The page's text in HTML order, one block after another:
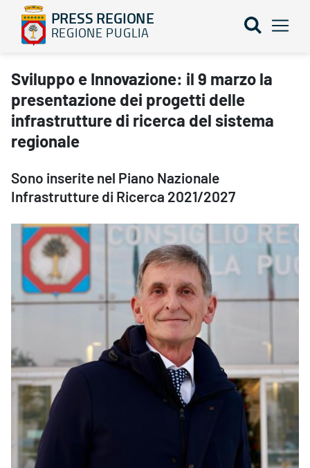
PRESS REGIONE
REGIONE PUGLIA
Sviluppo e Innovazione: il 9 marzo la presentazione dei progetti
Sviluppo e Innovazione: il 9 marzo la
presentazione dei progetti delle
infrastrutture di ricerca del sistema
regionale
Sono inserite nel Piano Nazionale
Infrastrutture di Ricerca 2021/2027